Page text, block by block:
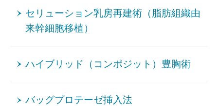
セリューション乳房再建術（脂肪組織由
来幹細胞移植）
ハイブリッド（コンポジット）豊胸術
バッグプロテーゼ挿入法